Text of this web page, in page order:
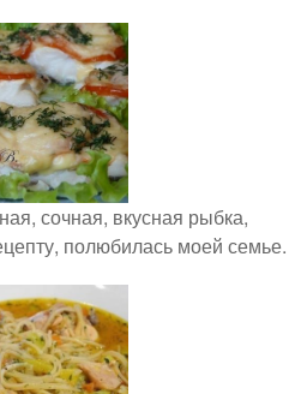
сочная, вкусная рыбка,
полюбилась моей семье.